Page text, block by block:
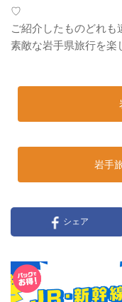
♡
ご紹介したものどれも
素敵な岩手県旅行を楽
岩手
シェア